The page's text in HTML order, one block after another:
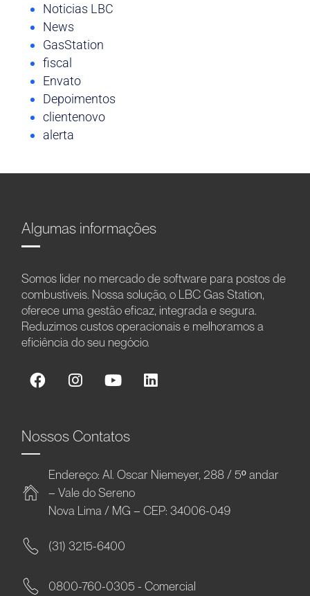
Noticias LBC
News
GasStation
fiscal
Envato
Depoimentos
clientenovo
alerta
Algumas informações
Somos líder no mercado de software para postos de
combustíveis. Nossa solução, o LBC Gas Station,
oferece uma gestão eficaz, integrada e segura.
Reduzimos custos operacionais e melhoramos a
eficiência do seu negócio.
Nossos Contatos
Endereço: Al. Oscar Niemeyer, 288 / 5º andar
– Vale do Sereno
Nova Lima / MG – CEP: 34006-049
(31) 3215-6400
0800-760-0305 - Comercial